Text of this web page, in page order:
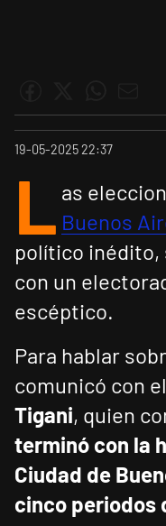
19-05-2025 22:37
L as
Buenos
político inédito,
con un
escéptico.
Para hablar
comunicó con
Tigani, quien
terminó con la
Ciudad de
cinco periodos